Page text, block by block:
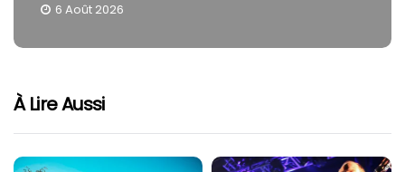
6 Août 2026
À Lire Aussi